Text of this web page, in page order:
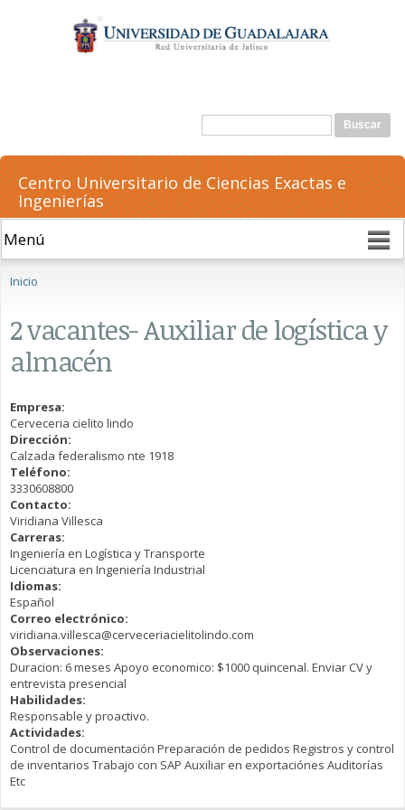
contenido
principal
Formulario de búsqueda
Buscar
Centro Universitario de Ciencias Exactas e
Ingenierías
Inicio
2 vacantes- Auxiliar de logística y
almacén
Empresa:
Cerveceria cielito lindo
Dirección:
Calzada federalismo nte 1918
Teléfono:
3330608800
Contacto:
Viridiana Villesca
Carreras:
Ingeniería en Logística y Transporte
Licenciatura en Ingeniería Industrial
Idiomas:
Español
Correo electrónico:
viridiana.villesca@cerveceriacielitolindo.com
Observaciones:
Duracion: 6 meses Apoyo economico: $1000 quincenal. Enviar CV y
entrevista presencial
Habilidades:
Responsable y proactivo.
Actividades:
Control de documentación Preparación de pedidos Registros y control
de inventarios Trabajo con SAP Auxiliar en exportaciónes Auditorías
Etc